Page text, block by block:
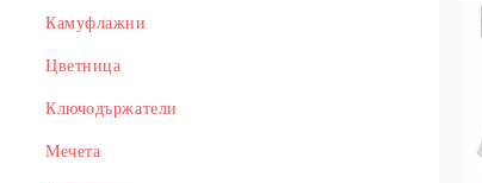
Камуфлажни
Цветница
Ключодържатели
Мечета